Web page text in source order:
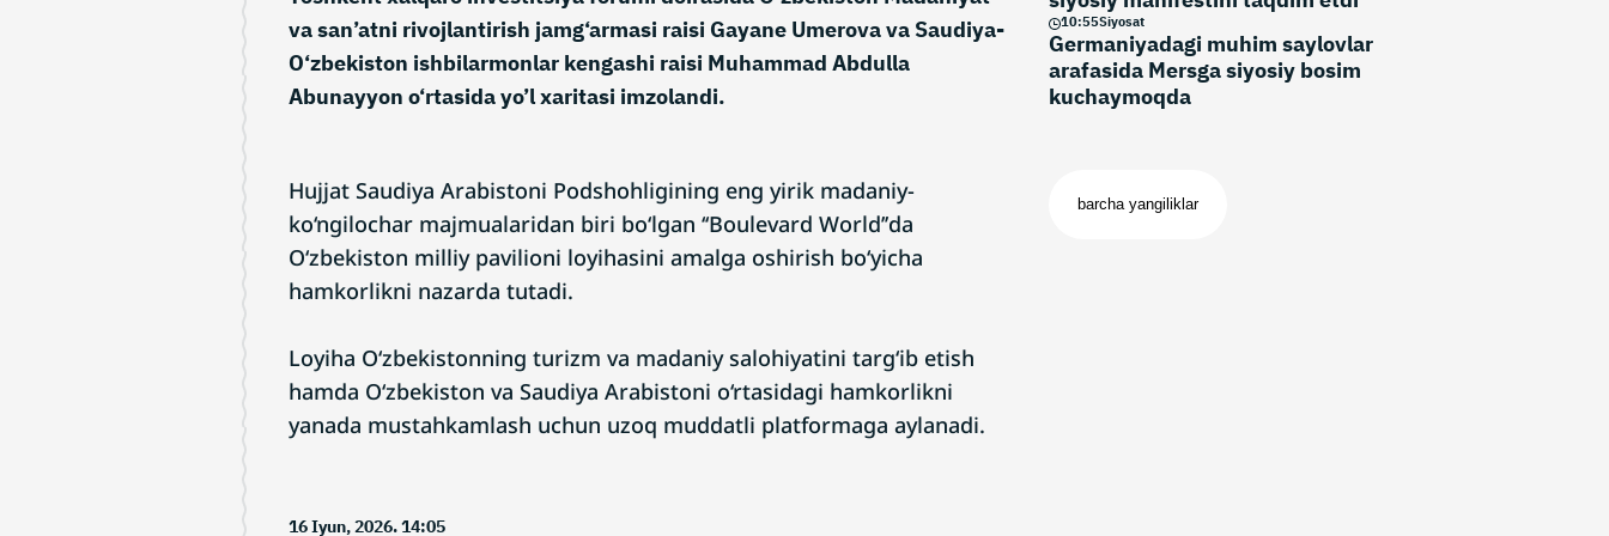
va san’atni rivojlantirish jamg‘armasi raisi Gayane Umerova va Saudiya-
O‘zbekiston ishbilarmonlar kengashi raisi Muhammad Abdulla
Abunayyon o‘rtasida yo’l xaritasi imzolandi.
Hujjat Saudiya Arabistoni Podshohligining eng yirik madaniy-
ko‘ngilochar majmualaridan biri bo‘lgan ʻʻBoulevard Worldʼʼda
O‘zbekiston milliy pavilioni loyihasini amalga oshirish bo‘yicha
hamkorlikni nazarda tutadi.
Loyiha O‘zbekistonning turizm va madaniy salohiyatini targ‘ib etish
hamda O‘zbekiston va Saudiya Arabistoni o‘rtasidagi hamkorlikni
yanada mustahkamlash uchun uzoq muddatli platformaga aylanadi.
16 Iyun, 2026. 14:05
10:55Siyosat
Germaniyadagi muhim saylovlar
arafasida Mersga siyosiy bosim
kuchaymoqda
barcha yangiliklar